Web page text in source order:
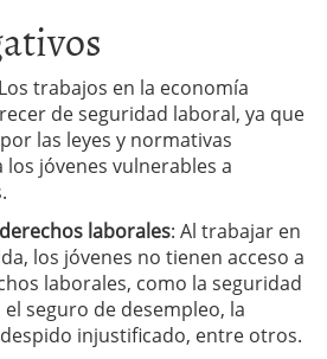
trabajos en la economía
de seguridad laboral, ya que
las leyes y normativas
los jóvenes vulnerables a
laborales: Al trabajar en
los jóvenes no tienen acceso a
laborales, como la seguridad
seguro de desempleo, la
injustificado, entre otros.